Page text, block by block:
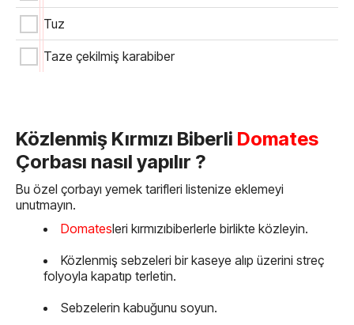
Tuz
Taze çekilmiş karabiber
Közlenmiş Kırmızı Biberli Domates
Çorbası nasıl yapılır ?
Bu özel çorbayı yemek tarifleri listenize eklemeyi
unutmayın.
Domatesleri kırmızıbiberlerle birlikte közleyin.
Közlenmiş sebzeleri bir kaseye alıp üzerini streç
folyoyla kapatıp terletin.
Sebzelerin kabuğunu soyun.